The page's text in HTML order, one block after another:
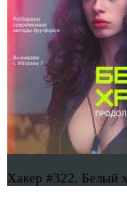
Хакер #322. Белый